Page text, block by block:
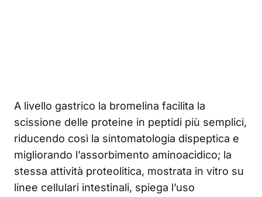
A livello gastrico la bromelina facilita la
scissione delle proteine in peptidi più semplici,
riducendo così la sintomatologia dispeptica e
migliorando l’assorbimento aminoacidico; la
stessa attività proteolitica, mostrata in vitro su
linee cellulari intestinali, spiega l’uso